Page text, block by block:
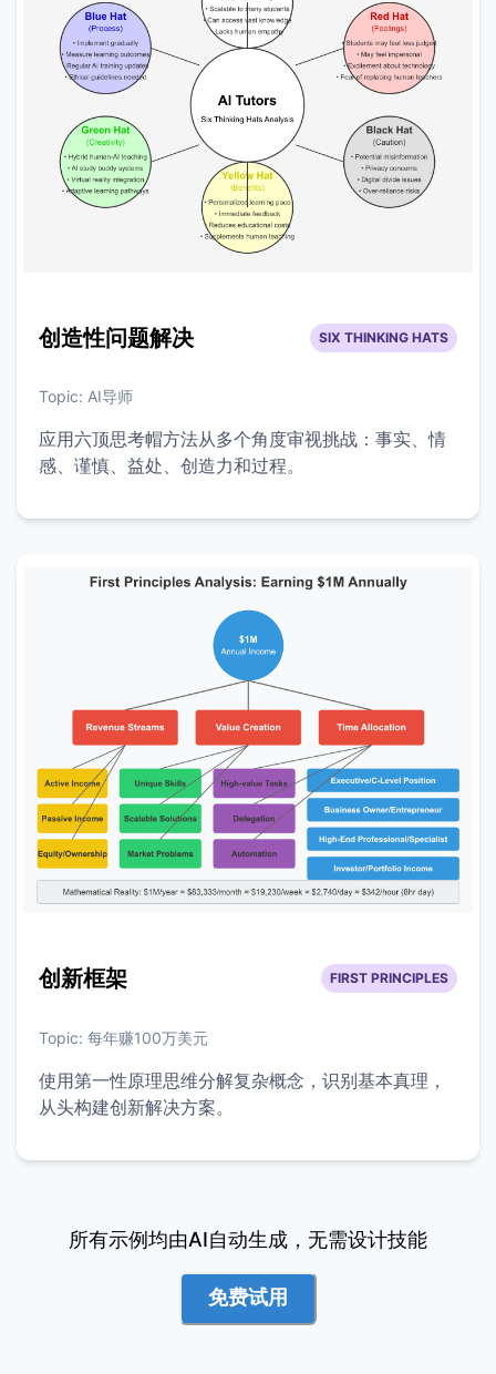
创造性问题解决 SIX THINKING HATS
Topic: AI导师
应用六顶思考帽方法从多个角度审视挑战：事实、情
感、谨慎、益处、创造力和过程。
创新框架 FIRST PRINCIPLES
Topic: 每年赚100万美元
使用第一性原理思维分解复杂概念，识别基本真理，
从头构建创新解决方案。
所有示例均由AI自动生成，无需设计技能
免费试用